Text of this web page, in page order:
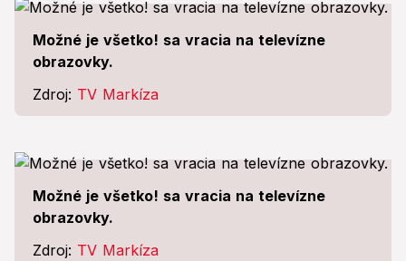
Možné je všetko! sa vracia na televízne
obrazovky.
Zdroj: TV Markíza
Možné je všetko! sa vracia na televízne
obrazovky.
Zdroj: TV Markíza